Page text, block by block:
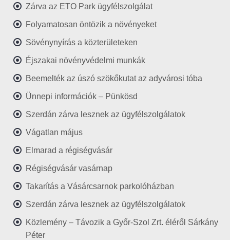
Zárva az ETO Park ügyfélszolgálat
Folyamatosan öntözik a növényeket
Sövénynyírás a közterületeken
Éjszakai növényvédelmi munkák
Beemelték az úszó szökőkutat az adyvárosi tóba
Ünnepi információk – Pünkösd
Szerdán zárva lesznek az ügyfélszolgálatok
Vágatlan május
Elmarad a régiségvásár
Régiségvásár vasárnap
Takarítás a Vásárcsarnok parkolóházban
Szerdán zárva lesznek az ügyfélszolgálatok
Közlemény – Távozik a Győr-Szol Zrt. éléről Sárkány
Péter